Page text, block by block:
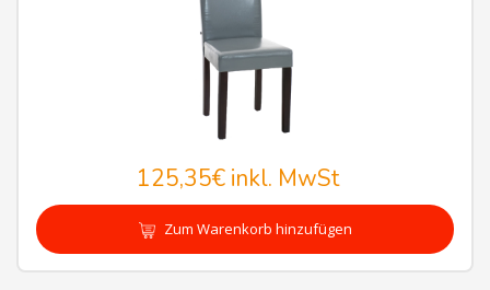
125,35€inkl. MwSt
Zum Warenkorb hinzufügen